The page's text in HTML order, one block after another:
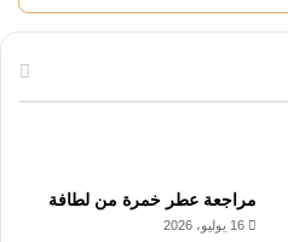
مراجعة عطر خمرة من لطافة
16 يوليو، 2026